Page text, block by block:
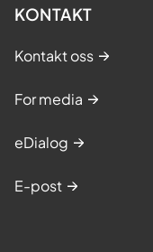
KONTAKT
Kontakt oss
For media
eDialog
E-post